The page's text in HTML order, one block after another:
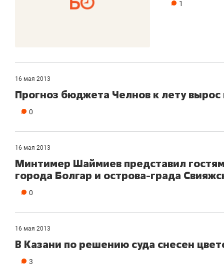
1
16 мая 2013
Прогноз бюджета Челнов к лету
0
16 мая 2013
Минтимер Шаймиев представил
города Болгар и острова-града
0
16 мая 2013
В Казани по решению суда снесен
3